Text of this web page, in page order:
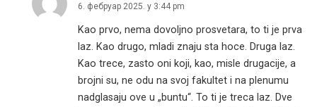
6. фебруар 2025. у 3:44 pm
Kao prvo, nema dovoljno prosvetara, to ti je prva
laz. Kao drugo, mladi znaju sta hoce. Druga laz.
Kao trece, zasto oni koji, kao, misle drugacije, a
brojni su, ne odu na svoj fakultet i na plenumu
nadglasaju ove u „buntu“. To ti je treca laz. Dve